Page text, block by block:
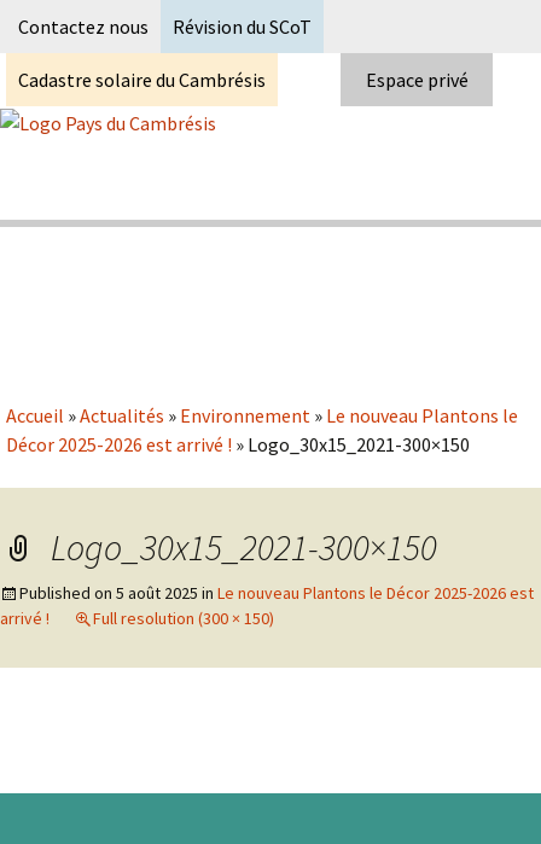
Contactez nous Révision du SCoT
Cadastre solaire du Cambrésis Espace privé
Accueil »Actualités » Environnement » Le nouveau Plantons le
Décor 2025-2026 est arrivé ! » Logo_30x15_2021-300×150
Logo_30x15_2021-300×150
Published on 5 août 2025 in Le nouveau Plantons le Décor 2025-2026 est
arrivé !
Full resolution (300 × 150)